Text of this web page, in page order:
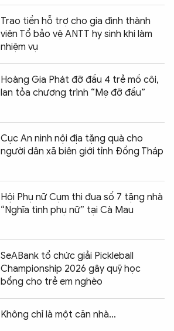
Trao tiền hỗ trợ cho gia đình thành
viên Tổ bảo vệ ANTT hy sinh khi làm
nhiệm vụ
Hoàng Gia Phát đỡ đầu 4 trẻ mồ côi,
lan tỏa chương trình “Mẹ đỡ đầu”
Cục An ninh nội địa tặng quà cho
người dân xã biên giới tỉnh Đồng Tháp
Hội Phụ nữ Cụm thi đua số 7 tặng nhà
“Nghĩa tình phụ nữ” tại Cà Mau
SeABank tổ chức giải Pickleball
Championship 2026 gây quỹ học
bổng cho trẻ em nghèo
Không chỉ là một căn nhà…